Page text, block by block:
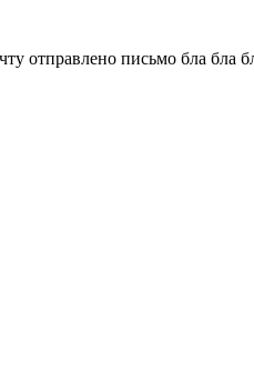
отправлено письмо бла бла